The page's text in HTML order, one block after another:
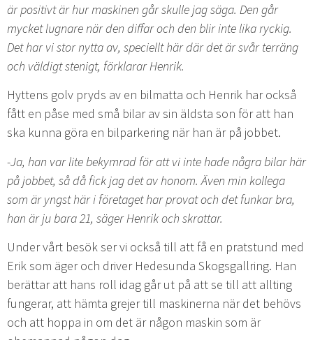
är positivt är hur maskinen går skulle jag säga. Den går
mycket lugnare när den diffar och den blir inte lika ryckig.
Det har vi stor nytta av, speciellt här där det är svår terräng
och väldigt stenigt, förklarar Henrik.
Hyttens golv pryds av en bilmatta och Henrik har också
fått en påse med små bilar av sin äldsta son för att han
ska kunna göra en bilparkering när han är på jobbet.
-Ja, han var lite bekymrad för att vi inte hade några bilar här
på jobbet, så då fick jag det av honom. Även min kollega
som är yngst här i företaget har provat och det funkar bra,
han är ju bara 21, säger Henrik och skrattar.
Under vårt besök ser vi också till att få en pratstund med
Erik som äger och driver Hedesunda Skogsgallring. Han
berättar att hans roll idag går ut på att se till att allting
fungerar, att hämta grejer till maskinerna när det behövs
och att hoppa in om det är någon maskin som är